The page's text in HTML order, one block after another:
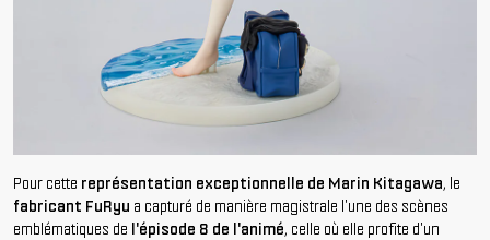
Pour cette représentation exceptionnelle de Marin Kitagawa, le
fabricant FuRyu a capturé de manière magistrale l'une des scènes
emblématiques de l'épisode 8 de l'animé, celle où elle profite d'un